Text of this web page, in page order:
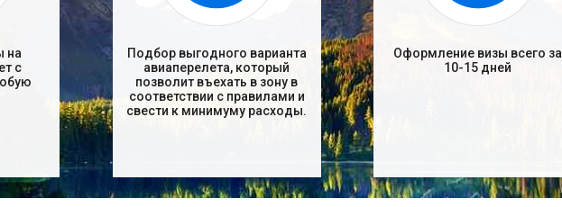
на
с
Подбор выгодного варианта
авиаперелета, который
позволит въехать в зону в
соответствии с правилами и
свести к минимуму расходы.
Оформление визы всего за
10-15 дней